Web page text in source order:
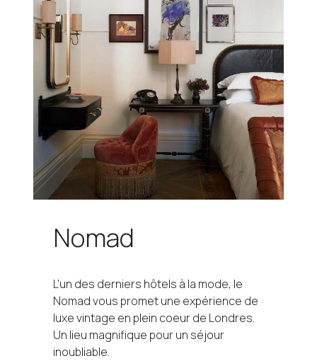
Nomad
L’un des derniers hôtels à la mode, le
Nomad vous promet une expérience de
luxe vintage en plein coeur de Londres.
Un lieu magnifique pour un séjour
inoubliable.